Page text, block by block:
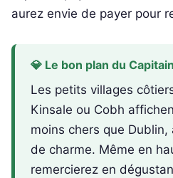
aurez envie de payer pour
💎 Le bon plan du
Les petits villages
Kinsale ou Cobh
moins chers que
de charme. Même en
remercierez en